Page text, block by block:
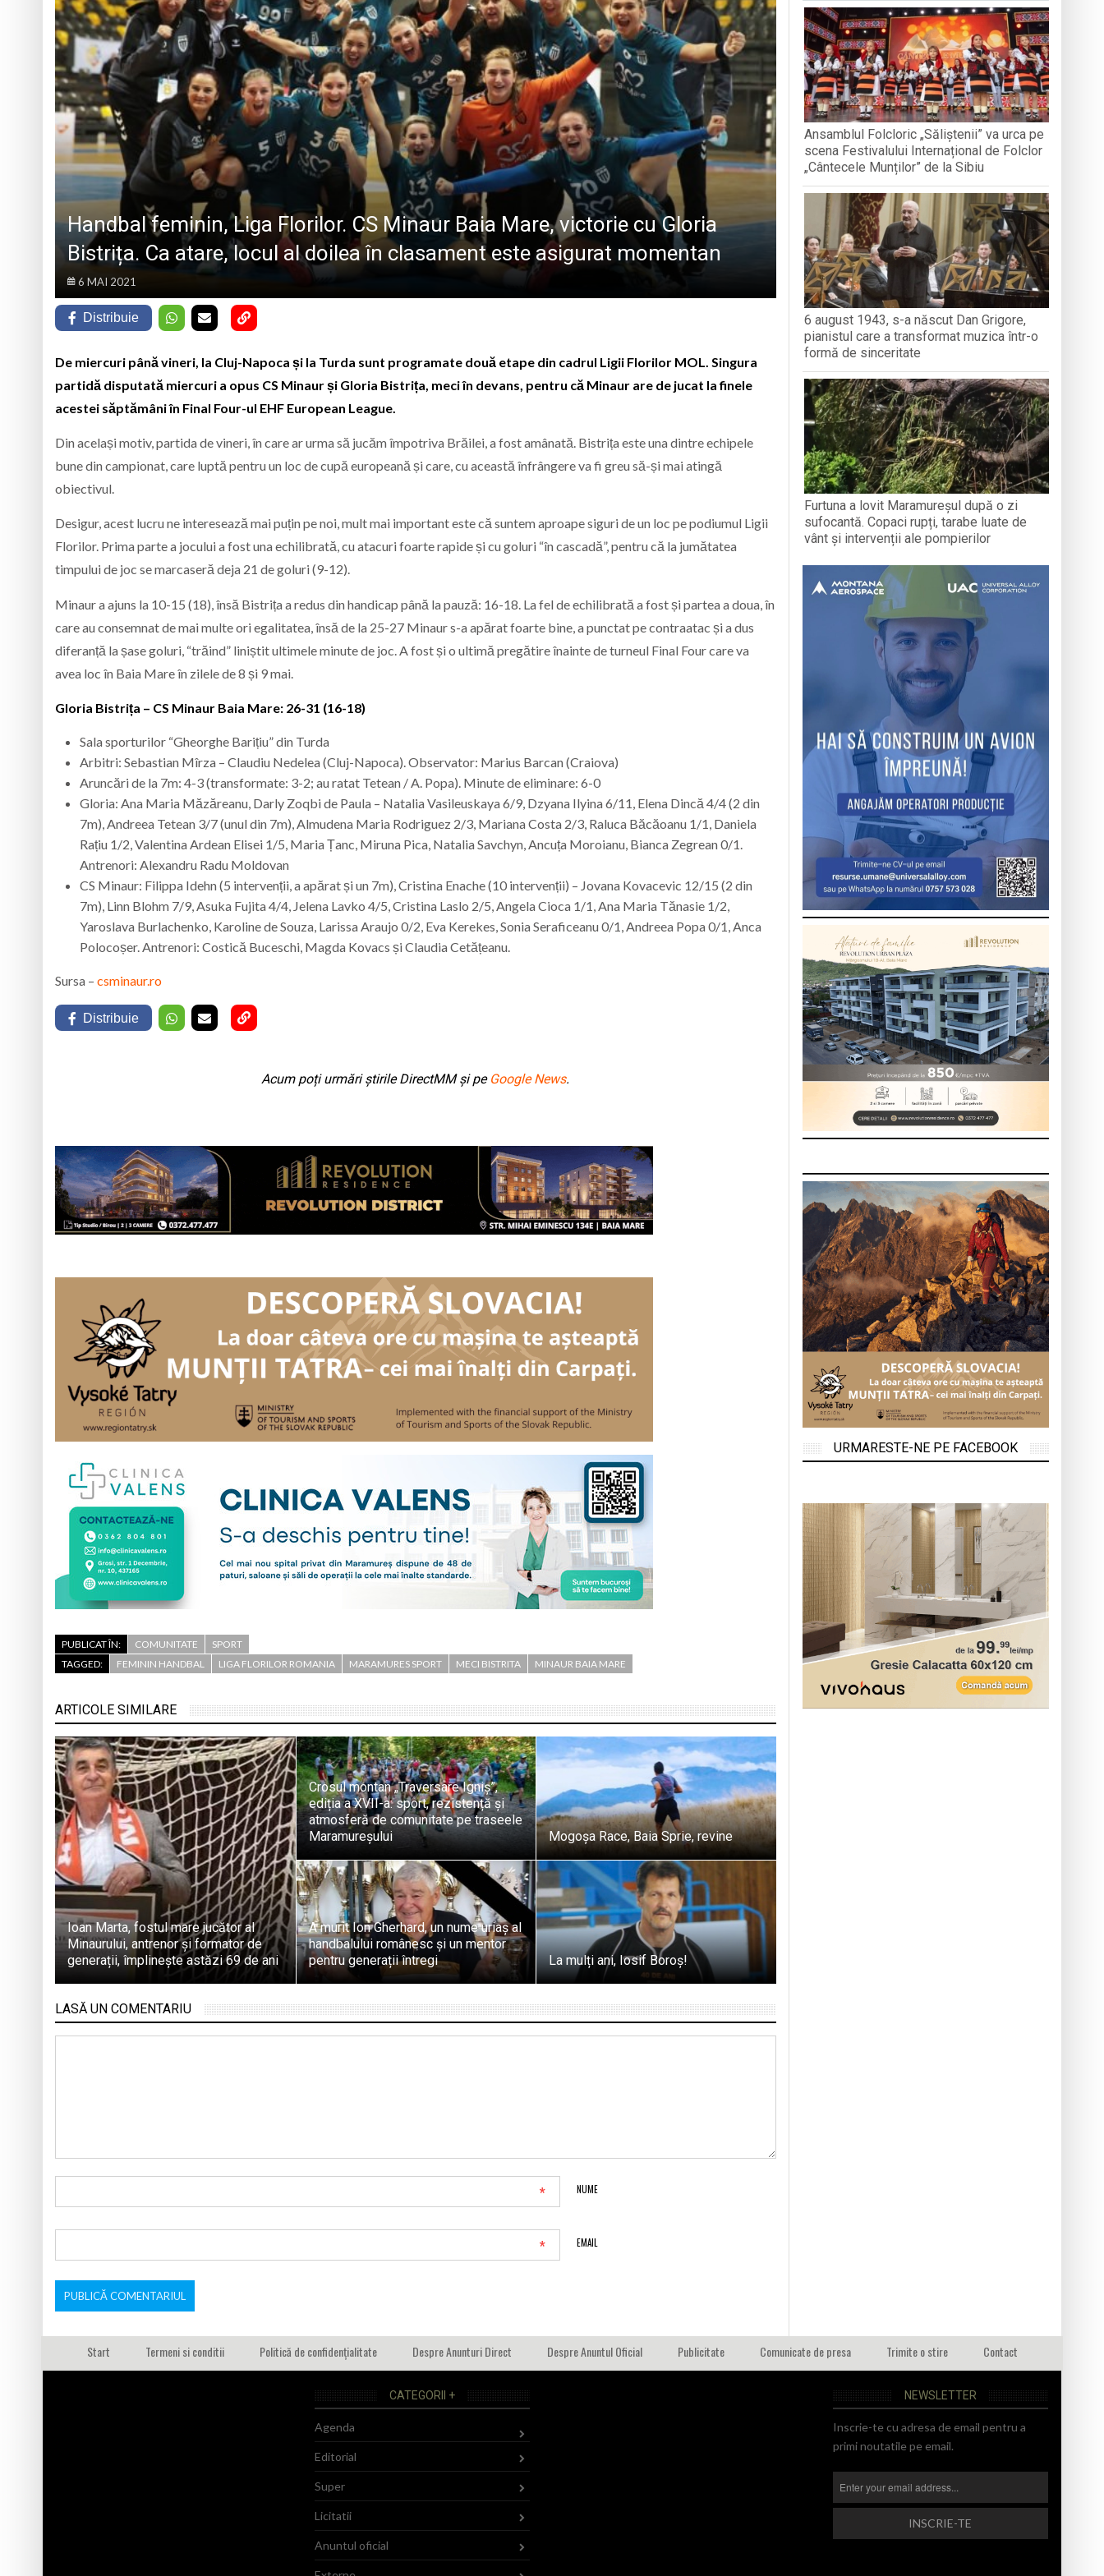
Eveniment special la Baia Mare, la 570 de ani de la moartea lui Iancu de Hunedoara
„Zilele Moiseiului” se vor desfășura în perioada 14–16 august
Biblioteca Municipală „Laurențiu Ulici” din Sighet găzduiește o nouă întâlnire a clubului de carte „Legături Literare”
Muzeul de Mineralogie Baia Mare, gazda unui eveniment internațional dedicat prieteniei și diversității culturale
„CÂNTECELE MUNȚILOR” DE LA SIBIU
DE SINCERITATE
ALE POMPIERILOR
Handbal feminin, Liga Florilor. CS Minaur Baia Mare, victorie cu Gloria
Bistrița. Ca atare, locul al doilea în clasament este asigurat momentan
6 MAI 2021
Distribuie
De miercuri până vineri, la Cluj-Napoca și la Turda sunt programate două etape din cadrul Ligii Florilor MOL. Singura
partidă disputată miercuri a opus CS Minaur și Gloria Bistrița, meci în devans, pentru că Minaur are de jucat la finele
acestei săptămâni în Final Four-ul EHF European League.
Din același motiv, partida de vineri, în care ar urma să jucăm împotriva Brăilei, a fost amânată. Bistrița este una dintre echipele
bune din campionat, care luptă pentru un loc de cupă europeană și care, cu această înfrângere va fi greu să-și mai atingă
obiectivul.
Desigur, acest lucru ne interesează mai puțin pe noi, mult mai important este că suntem aproape siguri de un loc pe podiumul Ligii
Florilor. Prima parte a jocului a fost una echilibrată, cu atacuri foarte rapide și cu goluri “în cascadă”, pentru că la jumătatea
timpului de joc se marcaseră deja 21 de goluri (9-12).
Minaur a ajuns la 10-15 (18), însă Bistrița a redus din handicap până la pauză: 16-18. La fel de echilibrată a fost și partea a doua, în
care au consemnat de mai multe ori egalitatea, însă de la 25-27 Minaur s-a apărat foarte bine, a punctat pe contraatac și a dus
diferanță la șase goluri, “trăind” liniștit ultimele minute de joc. A fost și o ultimă pregătire înainte de turneul Final Four care va
avea loc în Baia Mare în zilele de 8 și 9 mai.
Gloria Bistrița – CS Minaur Baia Mare: 26-31 (16-18)
Sala sporturilor “Gheorghe Barițiu” din Turda
Arbitri: Sebastian Mîrza – Claudiu Nedelea (Cluj-Napoca). Observator: Marius Barcan (Craiova)
Aruncări de la 7m: 4-3 (transformate: 3-2; au ratat Tetean / A. Popa). Minute de eliminare: 6-0
Gloria: Ana Maria Măzăreanu, Darly Zoqbi de Paula – Natalia Vasileuskaya 6/9, Dzyana Ilyina 6/11, Elena Dincă 4/4 (2 din
7m), Andreea Tetean 3/7 (unul din 7m), Almudena Maria Rodriguez 2/3, Mariana Costa 2/3, Raluca Băcăoanu 1/1, Daniela
Rațiu 1/2, Valentina Ardean Elisei 1/5, Maria Țanc, Miruna Pica, Natalia Savchyn, Ancuța Moroianu, Bianca Zegrean 0/1.
Antrenori: Alexandru Radu Moldovan
CS Minaur: Filippa Idehn (5 intervenții, a apărat și un 7m), Cristina Enache (10 intervenții) – Jovana Kovacevic 12/15 (2 din
7m), Linn Blohm 7/9, Asuka Fujita 4/4, Jelena Lavko 4/5, Cristina Laslo 2/5, Angela Cioca 1/1, Ana Maria Tănasie 1/2,
Yaroslava Burlachenko, Karoline de Souza, Larissa Araujo 0/2, Eva Kerekes, Sonia Seraficeanu 0/1, Andreea Popa 0/1, Anca
Polocoșer. Antrenori: Costică Buceschi, Magda Kovacs și Claudia Cetățeanu.
Sursa – csminaur.ro
Distribuie
Acum poți urmări știrile DirectMM și pe Google News.
PUBLICAT ÎN: COMUNITATE
SPORT
TAGGED:
FEMININ HANDBAL LIGA FLORILOR ROMANIA MARAMURES SPORT MECI BISTRITA MINAUR BAIA MARE
ARTICOLE SIMILARE
Ioan Marta, fostul mare jucător al
Minaurului, antrenor și formator de
generații, împlinește astăzi 69 de ani
Crosul montan „Traversare Igniș”,
ediția a XVII-a: sport, rezistență și
atmosferă de comunitate pe traseele
Maramureșului
Mogoșa Race, Baia Sprie, revine
A murit Ion Gherhard, un nume uriaș al
handbalului românesc și un mentor
pentru generații întregi
La mulți ani, Iosif Boroș!
LASĂ UN COMENTARIU
NUME
*
EMAIL
*
Ansamblul Folcloric „Săliștenii” va urca pe
scena Festivalului Internațional de Folclor
„Cântecele Munților” de la Sibiu
6 august 1943, s-a născut Dan Grigore,
pianistul care a transformat muzica într-o
formă de sinceritate
Furtuna a lovit Maramureșul după o zi
sufocantă. Copaci rupți, tarabe luate de
vânt și intervenții ale pompierilor
URMARESTE-NE PE FACEBOOK
Start Termeni si conditii Politică de confidențialitate Despre Anunturi Direct Despre Anuntul Oficial Publicitate Comunicate de presa Trimite o stire Contact
CATEGORII +
Agenda
Editorial
Super
Licitatii
Anuntul oficial
NEWSLETTER
Inscrie-te cu adresa de email pentru a
primi noutatile pe email.